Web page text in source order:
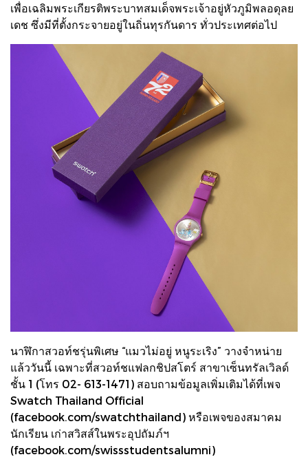
เพื่อเฉลิมพระเกียรติพระบาทสมเด็จพระเจ้าอยู่หัวภูมิพลอดุลย
เดช ซึ่งมีที่ตั้งกระจายอยู่ในถิ่นทุรกันดาร ทั่วประเทศต่อไป
นาฬิกาสวอท์ชรุ่นพิเศษ “แมวไม่อยู่ หนูระเริง” วางจำหน่าย
แล้ววันนี้ เฉพาะที่สวอท์ชแฟลกชิปสโตร์ สาขาเซ็นทรัลเวิลด์
ชั้น 1 (โทร 02- 613-1471) สอบถามข้อมูลเพิ่มเติมได้ที่เพจ
Swatch Thailand Official
(facebook.com/swatchthailand) หรือเพจของสมาคม
นักเรียน เก่าสวิสส์ในพระอุปถัมภ์ฯ
(facebook.com/swissstudentsalumni)